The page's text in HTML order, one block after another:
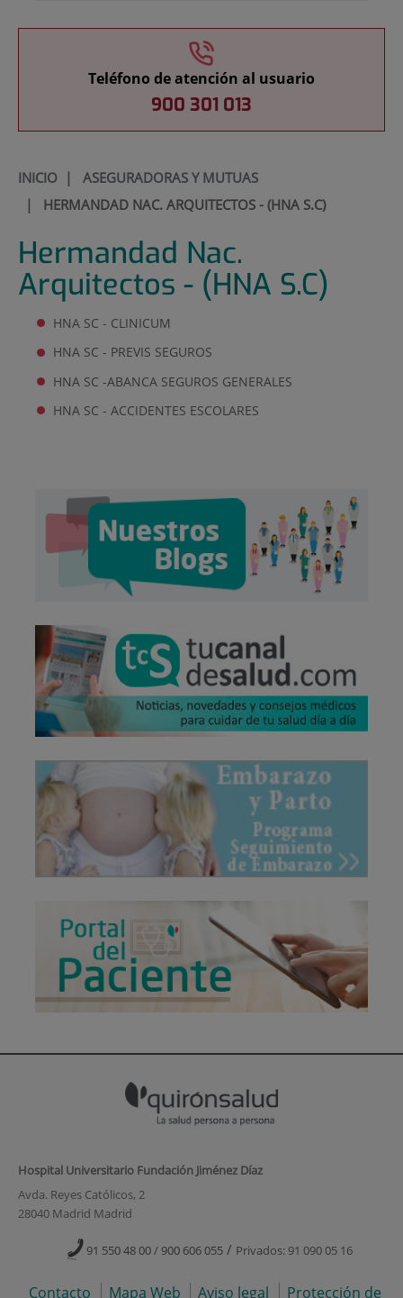
Teléfono de atención al usuario
900 301 013
INICIO| ASEGURADORAS Y MUTUAS
| HERMANDAD NAC. ARQUITECTOS - (HNA S.C)
Hermandad Nac.
Arquitectos - (HNA S.C)
HNA SC - CLINICUM
HNA SC - PREVIS SEGUROS
HNA SC -ABANCA SEGUROS GENERALES
HNA SC - ACCIDENTES ESCOLARES
Hospital Universitario Fundación Jiménez Díaz
Avda. Reyes Católicos, 2
28040 Madrid Madrid
91 550 48 00 / 900 606 055 / Privados: 91 090 05 16
Contacto Mapa Web Aviso legal Protección de